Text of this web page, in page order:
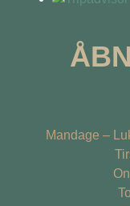
Mandage –